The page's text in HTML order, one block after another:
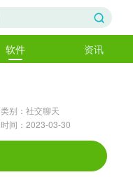
软件 资讯
类别：社交聊天
时间：2023-03-30